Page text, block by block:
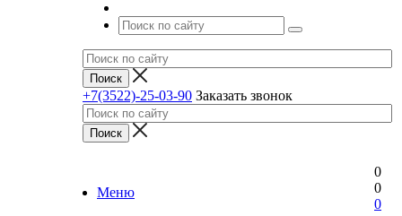
+7(3522)-25-03-90 Заказать звонок
Меню
0
0
0